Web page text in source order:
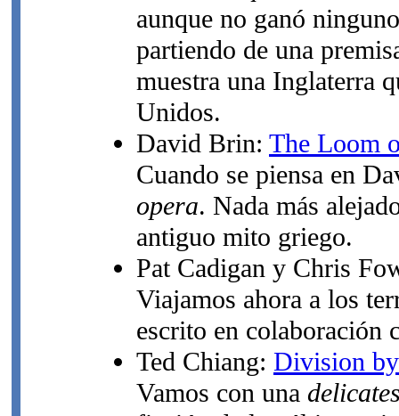
aunque no ganó
partiendo de una
muestra una Inglaterra
Unidos.
David Brin: The Loom
Cuando se piensa en
opera. Nada más
antiguo mito griego.
Pat Cadigan y Chris
Viajamos ahora a los
escrito en colaboración
Ted Chiang: Division
Vamos con una